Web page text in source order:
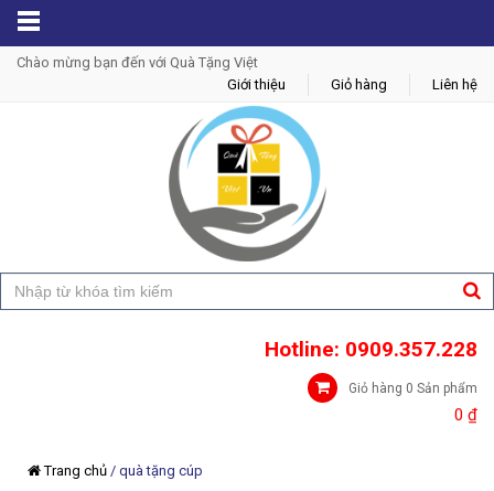
Chào mừng bạn đến với Quà Tặng Việt
Giới thiệu
Giỏ hàng Liên hệ
Hotline: 0909.357.228
Giỏ hàng 0 Sản phẩm
0 ₫
Trang chủ / quà tặng cúp